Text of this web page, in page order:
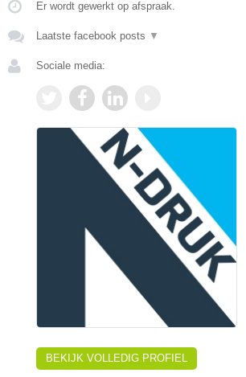
Er wordt gewerkt op afspraak.
Laatste facebook posts ▼
Sociale media:
BEKIJK VOLLEDIG PROFIEL